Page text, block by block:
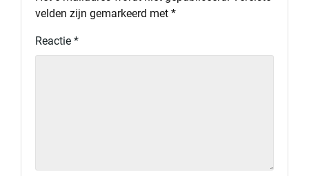
velden zijn gemarkeerd met *
Reactie *